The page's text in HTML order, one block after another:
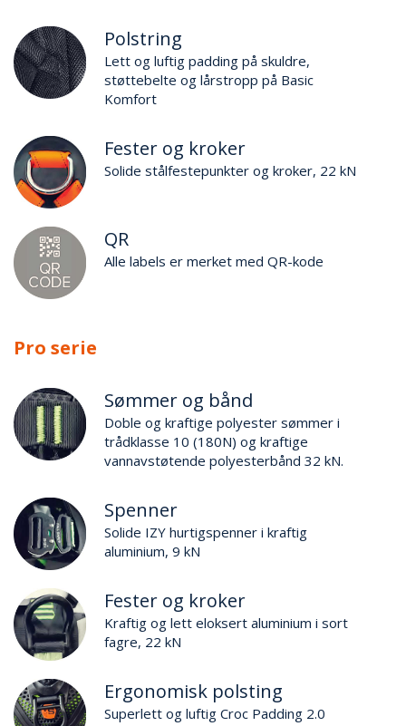
Polstring
Lett og luftig padding på skuldre,
støttebelte og lårstropp på Basic
Komfort
Fester og kroker
Solide stålfestepunkter og kroker, 22 kN
QR
Alle labels er merket med QR-kode
Pro serie
Sømmer og bånd
Doble og kraftige polyester sømmer i
trådklasse 10 (180N) og kraftige
vannavstøtende polyesterbånd 32 kN.
Spenner
Solide IZY hurtigspenner i kraftig
aluminium, 9 kN
Fester og kroker
Kraftig og lett eloksert aluminium i sort
fagre, 22 kN
Ergonomisk polsting
Superlett og luftig Croc Padding 2.0